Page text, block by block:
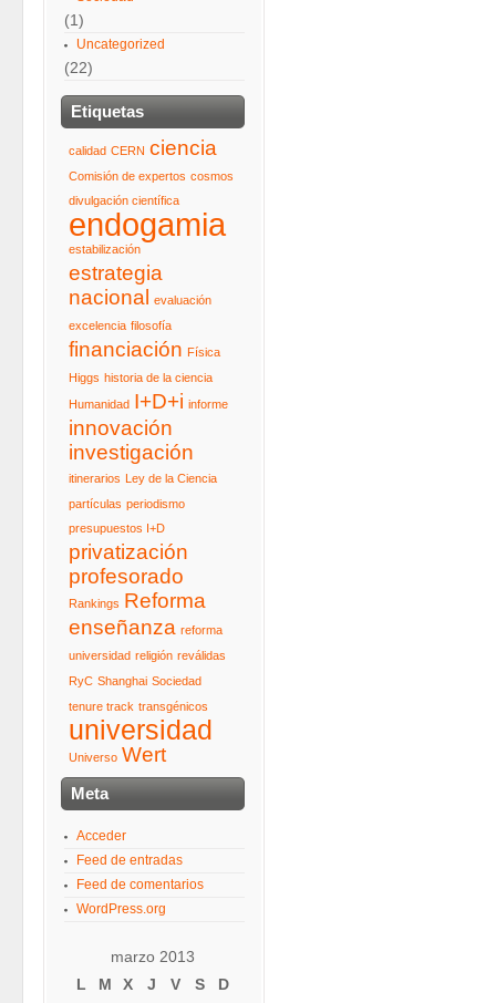
(1)
Uncategorized
(22)
Etiquetas
calidad CERN ciencia
Comisión de expertos cosmos
divulgación científica
endogamia
estabilización
estrategia
nacional
evaluación
excelencia filosofía
financiación Física
Higgs historia de la ciencia
Humanidad I+D+i informe
innovación
investigación
itinerarios Ley de la Ciencia
partículas periodismo
presupuestos I+D
privatización
profesorado
Rankings Reforma
enseñanza reforma
universidad religión reválidas
RyC Shanghai Sociedad
tenure track transgénicos
universidad
Universo Wert
Meta
Acceder
Feed de entradas
Feed de comentarios
WordPress.org
marzo 2013
L
M X J V S
D